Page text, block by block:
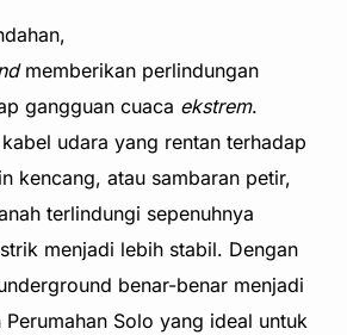
memberikan perlindungan
gangguan cuaca ekstrem.
udara yang rentan terhadap
kencang, atau sambaran petir,
terlindungi sepenuhnya
menjadi lebih stabil. Dengan
benar-benar menjadi
Perumahan Solo yang ideal untuk